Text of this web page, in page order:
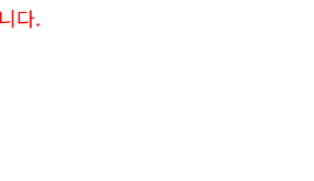
다.